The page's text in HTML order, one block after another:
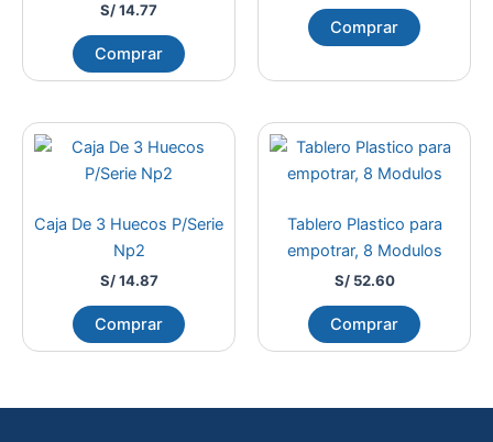
S/14.77
Comprar
Comprar
Caja De 3 Huecos P/Serie
Np2
S/14.87
Comprar
Tablero Plastico para
empotrar, 8 Modulos
S/52.60
Comprar